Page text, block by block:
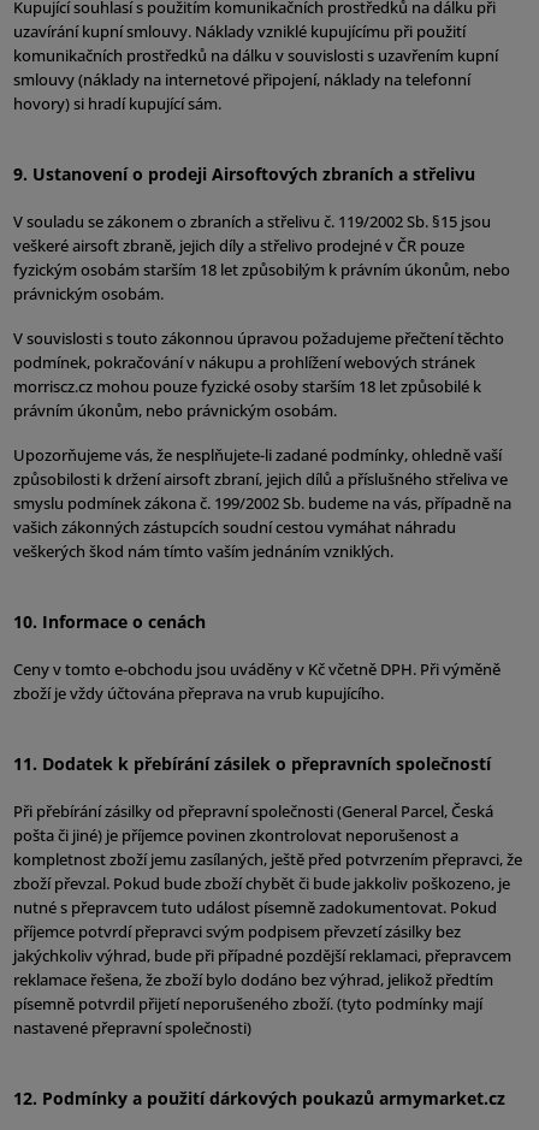
Kupující souhlasí s použitím komunikačních prostředků na dálku při
uzavírání kupní smlouvy. Náklady vzniklé kupujícímu při použití
komunikačních prostředků na dálku v souvislosti s uzavřením kupní
smlouvy (náklady na internetové připojení, náklady na telefonní
hovory) si hradí kupující sám.
9. Ustanovení o prodeji Airsoftových zbraních a střelivu
V souladu se zákonem o zbraních a střelivu č. 119/2002 Sb. §15 jsou
veškeré airsoft zbraně, jejich díly a střelivo prodejné v ČR pouze
fyzickým osobám starším 18 let způsobilým k právním úkonům, nebo
právnickým osobám.
V souvislosti s touto zákonnou úpravou požadujeme přečtení těchto
podmínek, pokračování v nákupu a prohlížení webových stránek
morriscz.cz mohou pouze fyzické osoby starším 18 let způsobilé k
právním úkonům, nebo právnickým osobám.
Upozorňujeme vás, že nesplňujete-li zadané podmínky, ohledně vaší
způsobilosti k držení airsoft zbraní, jejich dílů a příslušného střeliva ve
smyslu podmínek zákona č. 199/2002 Sb. budeme na vás, případně na
vašich zákonných zástupcích soudní cestou vymáhat náhradu
veškerých škod nám tímto vaším jednáním vzniklých.
10. Informace o cenách
Ceny v tomto e-obchodu jsou uváděny v Kč včetně DPH. Při výměně
zboží je vždy účtována přeprava na vrub kupujícího.
11. Dodatek k přebírání zásilek o přepravních společností
Při přebírání zásilky od přepravní společnosti (General Parcel, Česká
pošta či jiné) je příjemce povinen zkontrolovat neporušenost a
kompletnost zboží jemu zasílaných, ještě před potvrzením přepravci, že
zboží převzal. Pokud bude zboží chybět či bude jakkoliv poškozeno, je
nutné s přepravcem tuto událost písemně zadokumentovat. Pokud
příjemce potvrdí přepravci svým podpisem převzetí zásilky bez
jakýchkoliv výhrad, bude při případné pozdější reklamaci, přepravcem
reklamace řešena, že zboží bylo dodáno bez výhrad, jelikož předtím
písemně potvrdil přijetí neporušeného zboží. (tyto podmínky mají
nastavené přepravní společnosti)
12. Podmínky a použití dárkových poukazů armymarket.cz